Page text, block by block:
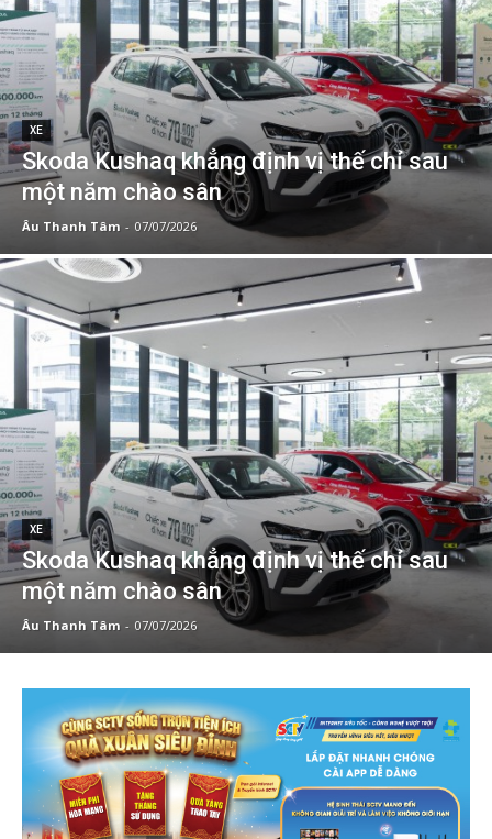
XE
Skoda Kushaq khẳng định vị thế chỉ sau
một năm chào sân
Âu Thanh Tâm - 07/07/2026
XE
Skoda Kushaq khẳng định vị thế chỉ sau
một năm chào sân
Âu Thanh Tâm - 07/07/2026